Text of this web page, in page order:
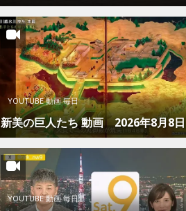
YOUTUBE 動画 毎日
新美の巨人たち 動画 2026年8月8日
YOUTUBE 動画 毎日